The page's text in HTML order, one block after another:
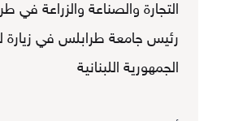
التجارة والصناعة والزراعة في
رئيس جامعة طرابلس في زيارة
الجمهورية اللبنانية